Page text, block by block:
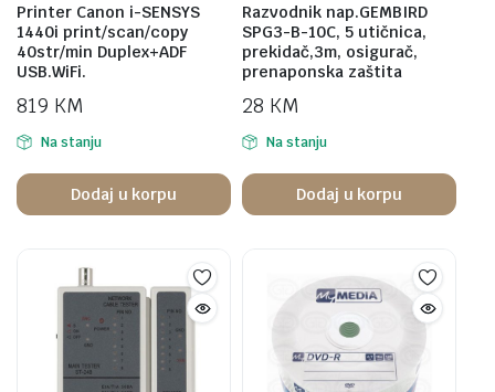
Printer Canon i-SENSYS
1440i print/scan/copy
40str/min Duplex+ADF
USB.WiFi.
819 KM
Na stanju
Dodaj u korpu
Razvodnik nap.GEMBIRD
SPG3-B-10C, 5 utičnica,
prekidač,3m, osigurač,
prenaponska zaštita
28 KM
Na stanju
Dodaj u korpu